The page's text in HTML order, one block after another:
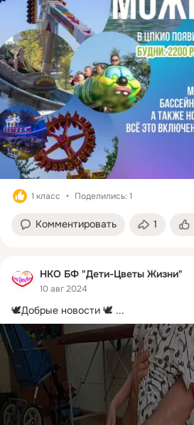
1 класс Поделились: 1
Комментировать 1
НКО БФ "Дети-Цветы Жизни"
10 авг 2024
🕊Добрые новости 🕊 ...